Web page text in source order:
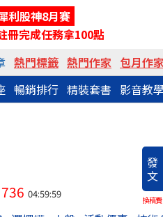
利股神8月賽
冊完成任務拿100點
熱門標籤 熱門作家 包月作
暢銷排行 精裝套書 影音教
發
文
換稿費
736 04:59:59